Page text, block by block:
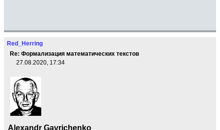
Red_Herring
Re: Формализация математических текстов
27.08.2020, 17:34
Alexandr Gavrichenko